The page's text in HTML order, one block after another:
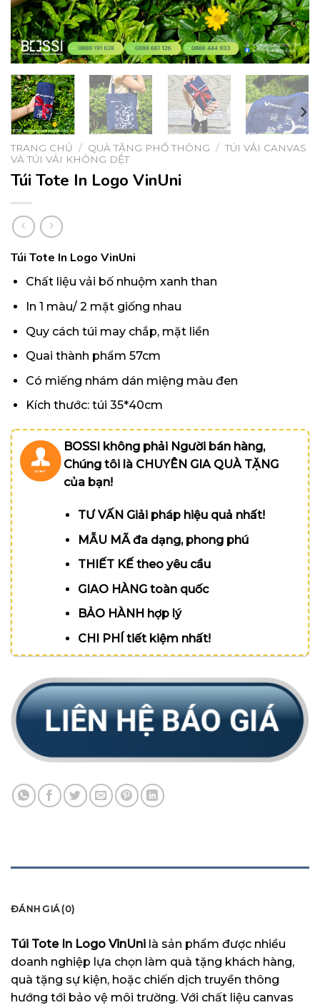
TRANG CHỦ / QUÀ TẶNG PHỔ THÔNG / TÚI VẢI CANVAS
VÀ TÚI VẢI KHÔNG DỆT
Túi Tote In Logo VinUni
Túi Tote In Logo VinUni
Chất liệu vải bố nhuộm xanh than
In 1 màu/ 2 mặt giống nhau
Quy cách túi may chắp, mặt liền
Quai thành phẩm 57cm
Có miếng nhám dán miệng màu đen
Kích thước: túi 35*40cm
BOSSI không phải Người bán hàng,
Chúng tôi là CHUYÊN GIA QUÀ TẶNG
của bạn!
TƯ VẤN Giải pháp hiệu quả nhất!
MẪU MÃ đa dạng, phong phú
THIẾT KẾ theo yêu cầu
GIAO HÀNG toàn quốc
BẢO HÀNH hợp lý
CHI PHÍ tiết kiệm nhất!
ĐÁNH GIÁ (0)
Túi Tote In Logo VinUni là sản phẩm được nhiều
doanh nghiệp lựa chọn làm quà tặng khách hàng,
quà tặng sự kiện, hoặc chiến dịch truyền thông
hướng tới bảo vệ môi trường. Với chất liệu canvas